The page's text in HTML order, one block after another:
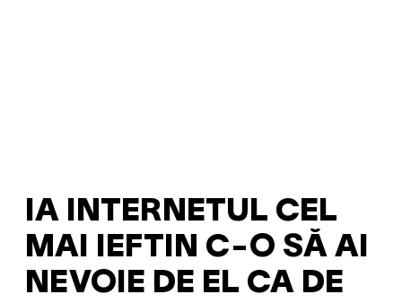
IA INTERNETUL CEL
MAI IEFTIN C-O SĂ AI
NEVOIE DE EL CA DE